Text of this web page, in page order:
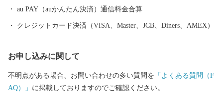
のがいっぱい。 先人が築いた伝統的な行事や歴史的な景観を守
り、後世へと継承していくには、「ふるさとを大切にしたい」
まちづくりのテーマの各事業に対する貴重な財源として活用させ
au PAY（auかんたん決済）通信料金合算
クレジットカード決済（VISA、Master、JCB、Diners、AMEX）
お申し込みに関して
不明点がある場合、お問い合わせの多い質問を 「よくある質問（F
AQ）」 に掲載しておりますのでご確認ください。